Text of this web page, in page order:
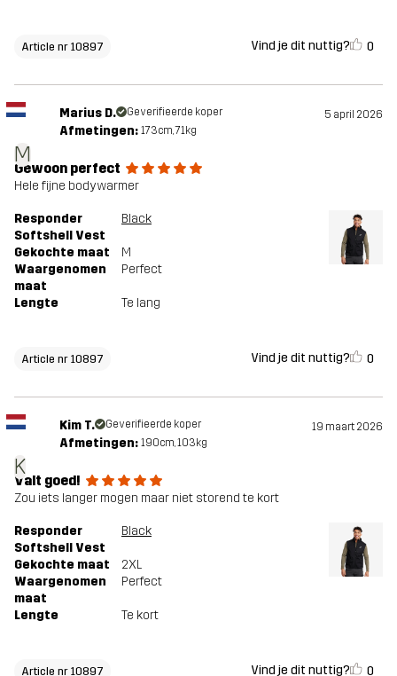
Article nr 10897 Vind je dit nuttig? 0
M
Marius D. Geverifieerde koper 5 april 2026
Afmetingen: 173cm, 71kg
Gewoon perfect
Hele fijne bodywarmer
Responder
Softshell Vest
Black
Gekochte maat
M
Waargenomen
maat
Perfect
Lengte Te lang
Article nr 10897 Vind je dit nuttig? 0
K
Kim T. Geverifieerde koper 19 maart 2026
Afmetingen: 190cm, 103kg
Valt goed!
Zou iets langer mogen maar niet storend te kort
Responder
Softshell Vest
Black
Gekochte maat
2XL
Waargenomen
maat
Perfect
Lengte Te kort
Article nr 10897 Vind je dit nuttig? 0